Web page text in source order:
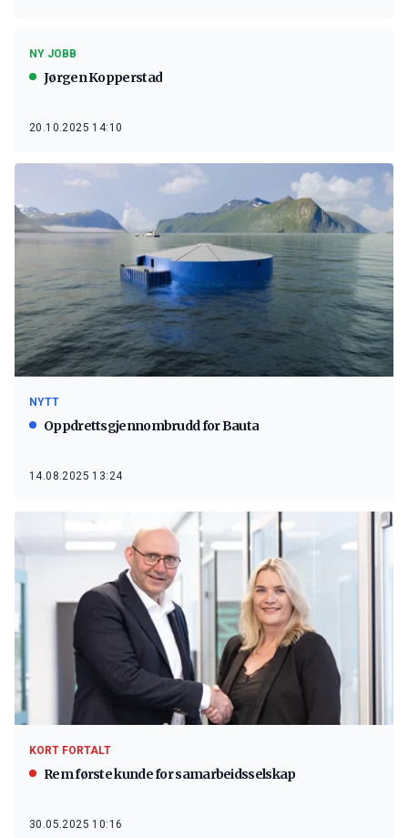
NY JOBB
Jørgen Kopperstad
20.10.2025 14:10
NYTT
Oppdrettsgjennombrudd for Bauta
14.08.2025 13:24
KORT FORTALT
Rem første kunde for samarbeidsselskap
30.05.2025 10:16